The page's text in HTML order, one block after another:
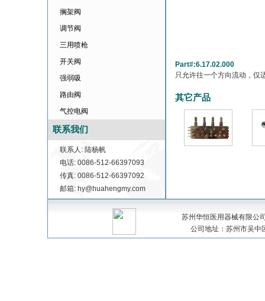
搁架阀
调节阀
三用喷枪
开关阀
强弱吸
路由阀
气控电阀
联系我们
联系人: 陆杨帆
电话: 0086-512-66397093
传真: 0086-512-66397092
邮箱: hy@huahengmy.com
Part#:6.17.02.000
只允许往一个方向流动，仅
其它产品
苏州华恒医用器械有限
公司地址：苏州市吴